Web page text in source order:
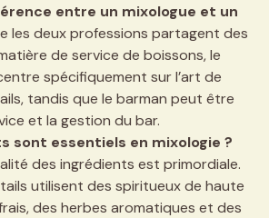
entre un mixologue et un
les deux professions partagent des
de service de boissons, le
spécifiquement sur l’art de
tandis que le barman peut être
et la gestion du bar.
sont essentiels en mixologie ?
des ingrédients est primordiale.
utilisent des spiritueux de haute
des herbes aromatiques et des